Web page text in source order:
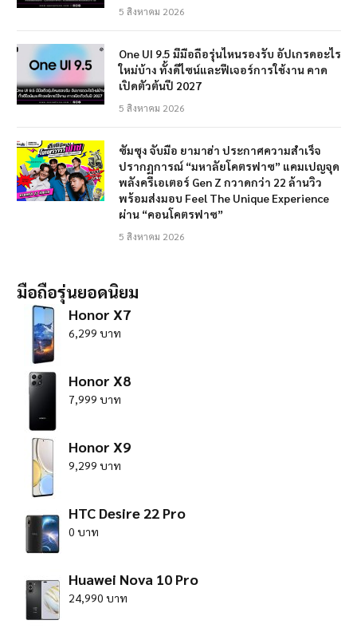
5 สิงหาคม 2026
One UI 9.5 มีมือถือรุ่นไหนรองรับ อัปเกรดอะไร
ใหม่บ้าง ทั้งดีไซน์และฟีเจอร์การใช้งาน คาด
เปิดตัวต้นปี 2027
5 สิงหาคม 2026
ซัมซุง จับมือ ยามาฮ่า ประกาศความสำเร็จ
ปรากฏการณ์ “มหาลัยโคตรฟาซ” แคมเปญจุด
พลังครีเอเตอร์ Gen Z กวาดกว่า 22 ล้านวิว
พร้อมส่งมอบ Feel The Unique Experience
ผ่าน “คอนโคตรฟาซ”
5 สิงหาคม 2026
มือถือรุ่นยอดนิยม
Honor X7
6,299 บาท
Honor X8
7,999 บาท
Honor X9
9,299 บาท
HTC Desire 22 Pro
0 บาท
Huawei Nova 10 Pro
24,990 บาท